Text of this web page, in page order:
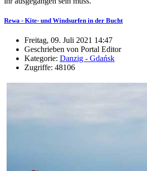
Rewa - Kite- und Windsurfen in der Bucht
Freitag, 09. Juli 2021 14:47
Geschrieben von Portal Editor
Kategorie: Danzig - Gdańsk
Zugriffe: 48106